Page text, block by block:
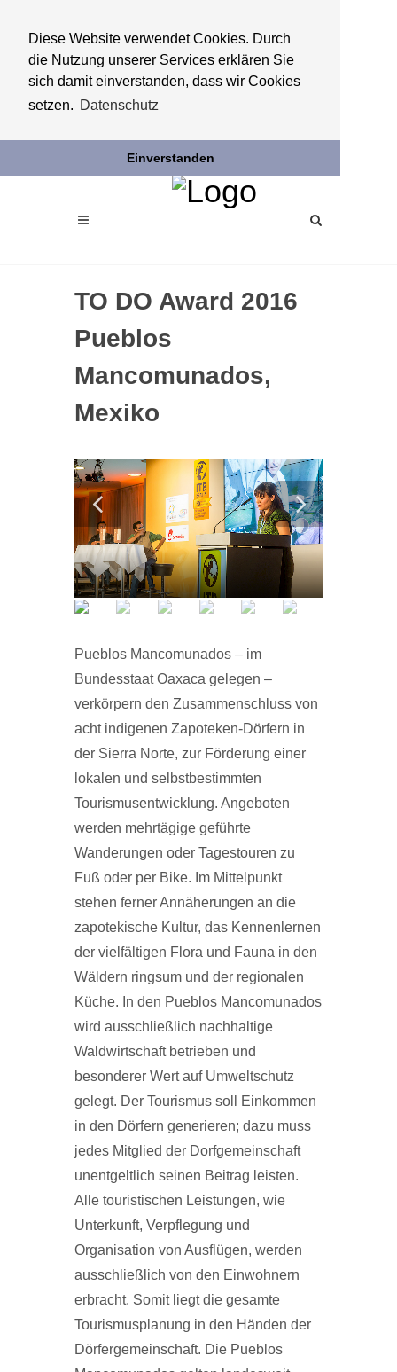
Diese Website verwendet Cookies. Durch
die Nutzung unserer Services erklären Sie
sich damit einverstanden, dass wir Cookies
setzen. Datenschutz
Einverstanden
TO DO Award 2016
Pueblos
Mancomunados,
Mexiko
Pueblos Mancomunados – im
Bundesstaat Oaxaca gelegen –
verkörpern den Zusammenschluss von
acht indigenen Zapoteken-Dörfern in
der Sierra Norte, zur Förderung einer
lokalen und selbstbestimmten
Tourismusentwicklung. Angeboten
werden mehrtägige geführte
Wanderungen oder Tagestouren zu
Fuß oder per Bike. Im Mittelpunkt
stehen ferner Annäherungen an die
zapotekische Kultur, das Kennenlernen
der vielfältigen Flora und Fauna in den
Wäldern ringsum und der regionalen
Küche. In den Pueblos Mancomunados
wird ausschließlich nachhaltige
Waldwirtschaft betrieben und
besonderer Wert auf Umweltschutz
gelegt. Der Tourismus soll Einkommen
in den Dörfern generieren; dazu muss
jedes Mitglied der Dorfgemeinschaft
unentgeltlich seinen Beitrag leisten.
Alle touristischen Leistungen, wie
Unterkunft, Verpflegung und
Organisation von Ausflügen, werden
ausschließlich von den Einwohnern
erbracht. Somit liegt die gesamte
Tourismusplanung in den Händen der
Dörfergemeinschaft. Die Pueblos